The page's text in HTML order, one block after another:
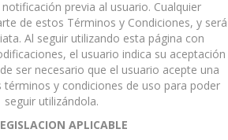
previa al usuario. Cualquier
de estos Términos y Condiciones, y será
Al seguir utilizando esta página con
el usuario indica su aceptación
ser necesario que el usuario acepte una
términos y condiciones de uso para poder
seguir utilizándola.
APLICABLE